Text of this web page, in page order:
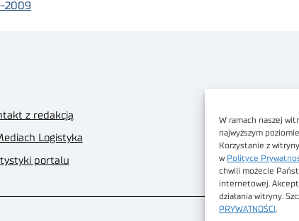
W ramach naszej
najwyższym
Korzystanie z
w Polityce
chwili możecie
internetowej.
działania witryny.
PRYWATNOŚCI
2009
z redakcją
Logistyka
portalu